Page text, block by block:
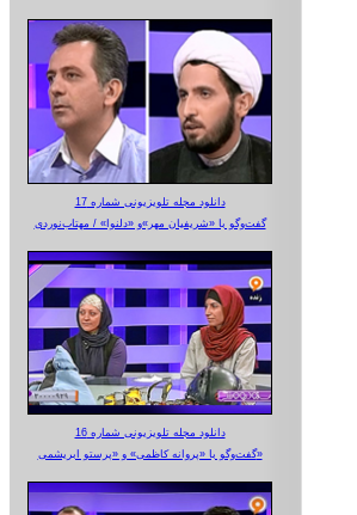
دانلود مجله تلویزیونی شماره 17
گفت‌وگو با «شریفیان مهر»‌و «دلنوا» / مهتاب‌نوردی
دانلود مجله تلویزیونی شماره 16
گفت‌وگو با «پروانه کاظمی» و «پرستو‌ ابریشمی»